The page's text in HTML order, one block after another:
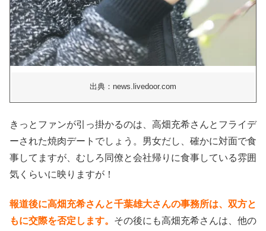
出典：news.livedoor.com
きっとファンが引っ掛かるのは、高畑充希さんとフライデ
ーされた焼肉デートでしょう。男女だし、確かに対面で食
事してますが、むしろ同僚と会社帰りに食事している雰囲
気くらいに映りますが！
報道後に高畑充希さんと千葉雄大さんの事務所は、双方と
もに交際を否定します。 その後にも高畑充希さんは、他の